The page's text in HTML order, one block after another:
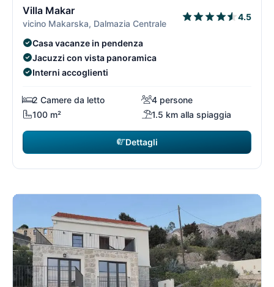
Villa Makar
vicino Makarska, Dalmazia Centrale
4.5
Casa vacanze in pendenza
Jacuzzi con vista panoramica
Interni accoglienti
2 Camere da letto
4 persone
100 m²
1.5 km alla spiaggia
Dettagli